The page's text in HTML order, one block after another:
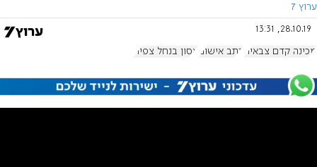
ערוץ 7
28.10.19, 13:31
מכינה קדם צבאית כתב אישום אסון בנחל צפית